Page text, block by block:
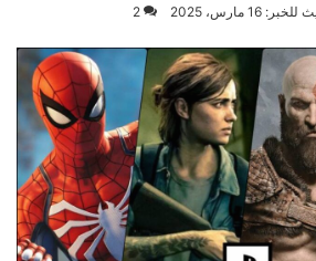
16 مارس، 2025 2